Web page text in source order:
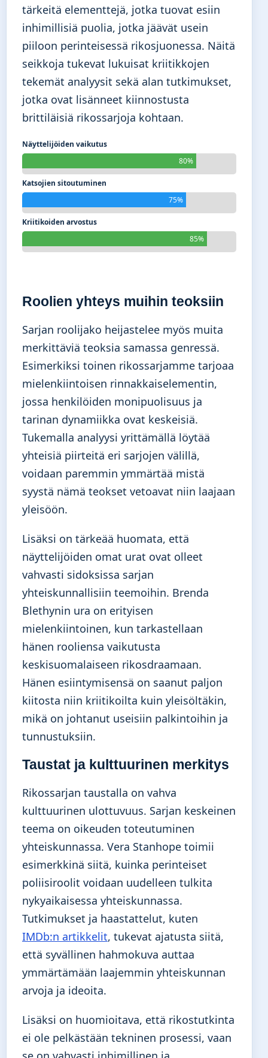
tärkeitä elementtejä, jotka tuovat esiin
inhimillisiä puolia, jotka jäävät usein
piiloon perinteisessä rikosjuonessa. Näitä
seikkoja tukevat lukuisat kriitikkojen
tekemät analyysit sekä alan tutkimukset,
jotka ovat lisänneet kiinnostusta
brittiläisiä rikossarjoja kohtaan.
Näyttelijöiden vaikutus
80%
Katsojien sitoutuminen
75%
Kriitikoiden arvostus
85%
Roolien yhteys muihin teoksiin
Sarjan roolijako heijastelee myös muita
merkittäviä teoksia samassa genressä.
Esimerkiksi toinen rikossarjamme tarjoaa
mielenkiintoisen rinnakkaiselementin,
jossa henkilöiden monipuolisuus ja
tarinan dynamiikka ovat keskeisiä.
Tukemalla analyysi yrittämällä löytää
yhteisiä piirteitä eri sarjojen välillä,
voidaan paremmin ymmärtää mistä
syystä nämä teokset vetoavat niin laajaan
yleisöön.
Lisäksi on tärkeää huomata, että
näyttelijöiden omat urat ovat olleet
vahvasti sidoksissa sarjan
yhteiskunnallisiin teemoihin. Brenda
Blethynin ura on erityisen
mielenkiintoinen, kun tarkastellaan
hänen rooliensa vaikutusta
keskisuomalaiseen rikosdraamaan.
Hänen esiintymisensä on saanut paljon
kiitosta niin kriitikoilta kuin yleisöltäkin,
mikä on johtanut useisiin palkintoihin ja
tunnustuksiin.
Taustat ja kulttuurinen merkitys
Rikossarjan taustalla on vahva
kulttuurinen ulottuvuus. Sarjan keskeinen
teema on oikeuden toteutuminen
yhteiskunnassa. Vera Stanhope toimii
esimerkkinä siitä, kuinka perinteiset
poliisiroolit voidaan uudelleen tulkita
nykyaikaisessa yhteiskunnassa.
Tutkimukset ja haastattelut, kuten
IMDb:n artikkelit, tukevat ajatusta siitä,
että syvällinen hahmokuva auttaa
ymmärtämään laajemmin yhteiskunnan
arvoja ja ideoita.
Lisäksi on huomioitava, että rikostutkinta
ei ole pelkästään tekninen prosessi, vaan